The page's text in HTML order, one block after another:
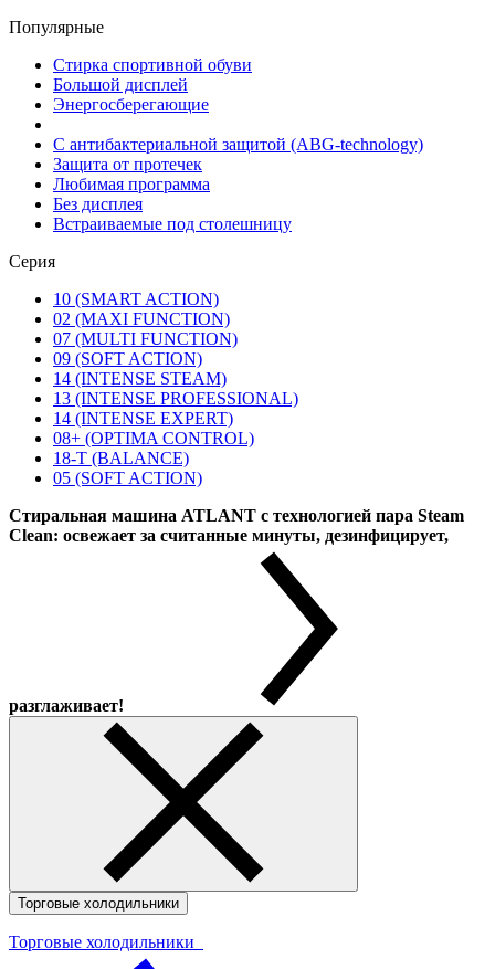
Популярные
Стирка спортивной обуви
Большой дисплей
Энергосберегающие
С антибактериальной защитой (ABG-technology)
Защита от протечек
Любимая программа
Без дисплея
Встраиваемые под столешницу
Серия
10 (SMART ACTION)
02 (MAXI FUNCTION)
07 (MULTI FUNCTION)
09 (SOFT ACTION)
14 (INTENSE STEAM)
13 (INTENSE PROFESSIONAL)
14 (INTENSE EXPERT)
08+ (OPTIMA CONTROL)
18-T (BALANCE)
05 (SOFT ACTION)
Стиральная машина ATLANT с технологией пара Steam
Clean: освежает за считанные минуты, дезинфицирует,
разглаживает!
Торговые холодильники
Торговые холодильники